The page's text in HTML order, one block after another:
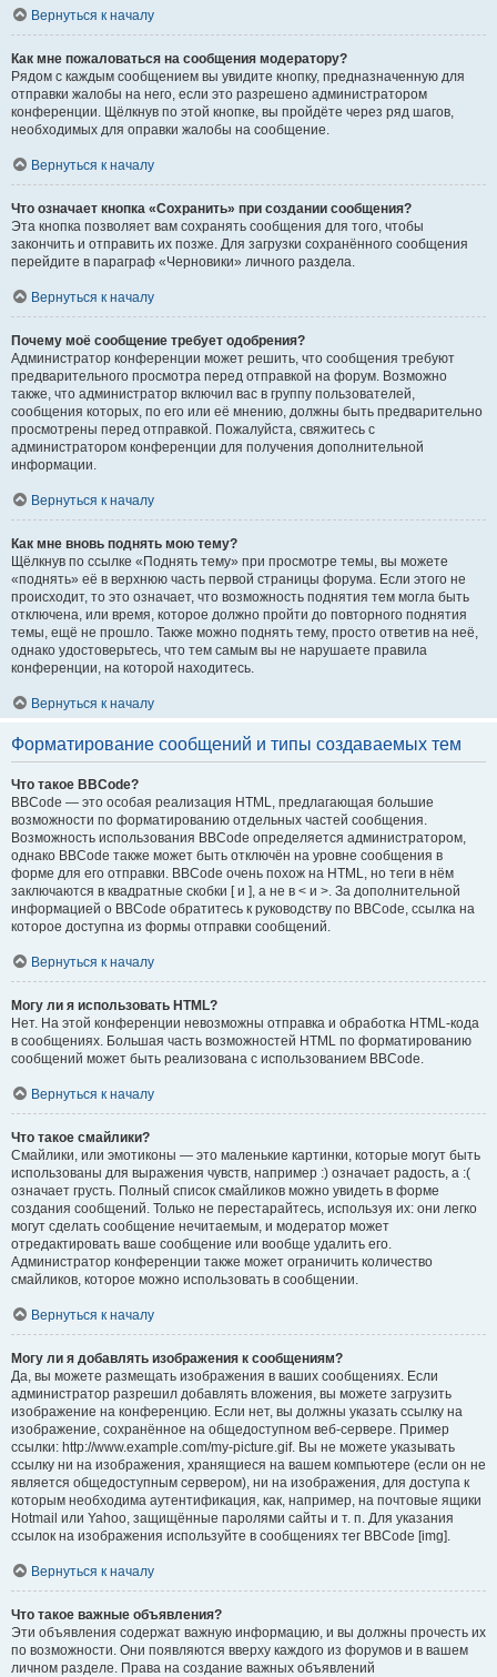
Вернуться к началу
Как мне пожаловаться на сообщения модератору?
Рядом с каждым сообщением вы увидите кнопку, предназначенную для
отправки жалобы на него, если это разрешено администратором
конференции. Щёлкнув по этой кнопке, вы пройдёте через ряд шагов,
необходимых для оправки жалобы на сообщение.
Вернуться к началу
Что означает кнопка «Сохранить» при создании сообщения?
Эта кнопка позволяет вам сохранять сообщения для того, чтобы
закончить и отправить их позже. Для загрузки сохранённого сообщения
перейдите в параграф «Черновики» личного раздела.
Вернуться к началу
Почему моё сообщение требует одобрения?
Администратор конференции может решить, что сообщения требуют
предварительного просмотра перед отправкой на форум. Возможно
также, что администратор включил вас в группу пользователей,
сообщения которых, по его или её мнению, должны быть предварительно
просмотрены перед отправкой. Пожалуйста, свяжитесь с
администратором конференции для получения дополнительной
информации.
Вернуться к началу
Как мне вновь поднять мою тему?
Щёлкнув по ссылке «Поднять тему» при просмотре темы, вы можете
«поднять» её в верхнюю часть первой страницы форума. Если этого не
происходит, то это означает, что возможность поднятия тем могла быть
отключена, или время, которое должно пройти до повторного поднятия
темы, ещё не прошло. Также можно поднять тему, просто ответив на неё,
однако удостоверьтесь, что тем самым вы не нарушаете правила
конференции, на которой находитесь.
Вернуться к началу
Форматирование сообщений и типы создаваемых тем
Что такое BBCode?
BBCode — это особая реализация HTML, предлагающая большие
возможности по форматированию отдельных частей сообщения.
Возможность использования BBCode определяется администратором,
однако BBCode также может быть отключён на уровне сообщения в
форме для его отправки. BBCode очень похож на HTML, но теги в нём
заключаются в квадратные скобки [ и ], а не в < и >. За дополнительной
информацией о BBCode обратитесь к руководству по BBCode, ссылка на
которое доступна из формы отправки сообщений.
Вернуться к началу
Могу ли я использовать HTML?
Нет. На этой конференции невозможны отправка и обработка HTML-кода
в сообщениях. Большая часть возможностей HTML по форматированию
сообщений может быть реализована с использованием BBCode.
Вернуться к началу
Что такое смайлики?
Смайлики, или эмотиконы — это маленькие картинки, которые могут быть
использованы для выражения чувств, например :) означает радость, а :(
означает грусть. Полный список смайликов можно увидеть в форме
создания сообщений. Только не перестарайтесь, используя их: они легко
могут сделать сообщение нечитаемым, и модератор может
отредактировать ваше сообщение или вообще удалить его.
Администратор конференции также может ограничить количество
смайликов, которое можно использовать в сообщении.
Вернуться к началу
Могу ли я добавлять изображения к сообщениям?
Да, вы можете размещать изображения в ваших сообщениях. Если
администратор разрешил добавлять вложения, вы можете загрузить
изображение на конференцию. Если нет, вы должны указать ссылку на
изображение, сохранённое на общедоступном веб-сервере. Пример
ссылки: http://www.example.com/my-picture.gif. Вы не можете указывать
ссылку ни на изображения, хранящиеся на вашем компьютере (если он не
является общедоступным сервером), ни на изображения, для доступа к
которым необходима аутентификация, как, например, на почтовые ящики
Hotmail или Yahoo, защищённые паролями сайты и т. п. Для указания
ссылок на изображения используйте в сообщениях тег BBCode [img].
Вернуться к началу
Что такое важные объявления?
Эти объявления содержат важную информацию, и вы должны прочесть их
по возможности. Они появляются вверху каждого из форумов и в вашем
личном разделе. Права на создание важных объявлений